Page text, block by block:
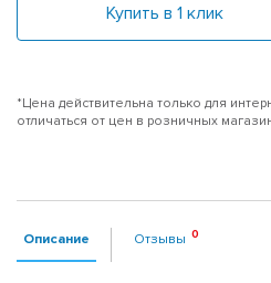
Купить в 1 клик
*Цена действительна только для
отличаться от цен в розничных
Описание Отзывы